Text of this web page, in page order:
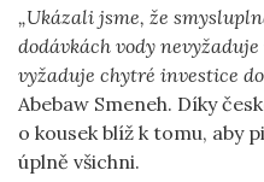
„Ukázali jsme, že
dodávkách vody
vyžaduje chytré investice
Abebaw Smeneh. Díky
o kousek blíž k tomu, aby
úplně všichni.